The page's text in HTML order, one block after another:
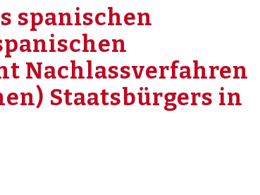
spanischen
Nachlassverfahren
Staatsbürgers in